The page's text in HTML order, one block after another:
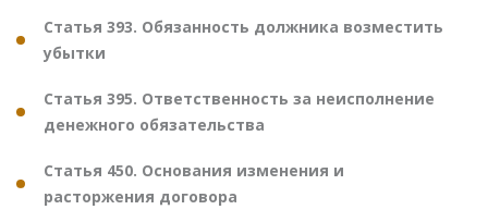
Статья 393. Обязанность должника возместить
убытки
Статья 395. Ответственность за неисполнение
денежного обязательства
Статья 450. Основания изменения и
расторжения договора